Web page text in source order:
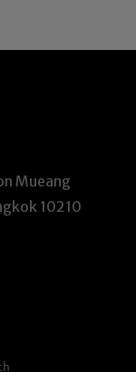
Mueang
10210